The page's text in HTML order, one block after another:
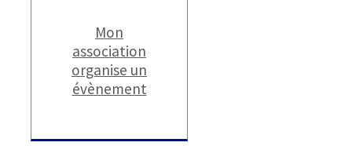
Mon
association
organise un
évènement